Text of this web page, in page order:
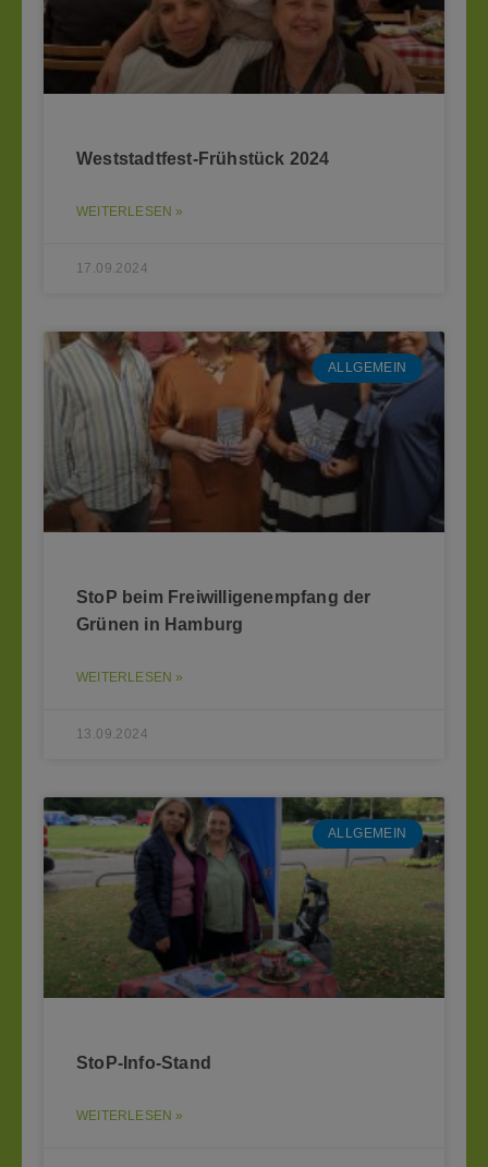
Weststadtfest-Frühstück 2024
WEITERLESEN »
17.09.2024
ALLGEMEIN
StoP beim Freiwilligenempfang der
Grünen in Hamburg
WEITERLESEN »
13.09.2024
ALLGEMEIN
StoP-Info-Stand
WEITERLESEN »